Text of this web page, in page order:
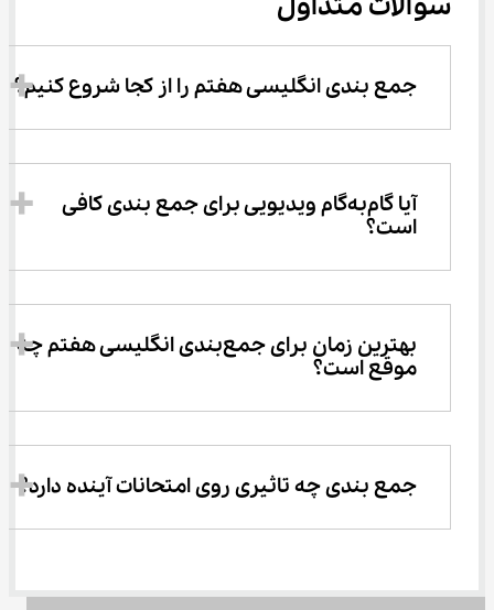
جمع ‌بندی انگلیسی هفتم را از کجا شروع کنیم؟
آیا گام‌به‌گام ویدیویی برای جمع‌ بندی کافی
است؟
بهترین زمان برای جمع‌بندی انگلیسی هفتم چه
موقع است؟
جمع ‌بندی چه تاثیری روی امتحانات آینده دارد؟